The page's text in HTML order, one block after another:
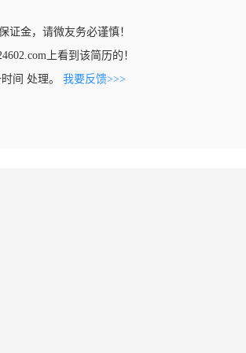
证金，请微友务必谨慎！
上看到该简历的！
间 处理。 我要反馈>>>